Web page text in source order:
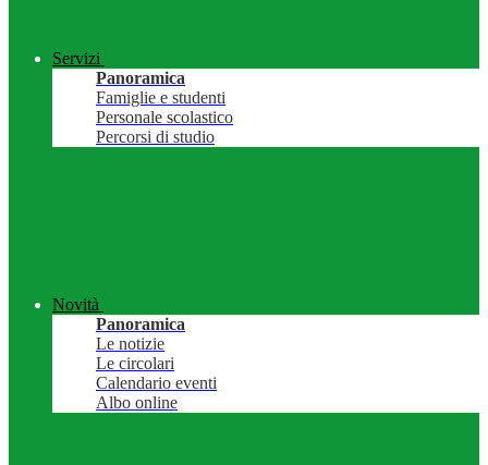
Servizi
Panoramica
Famiglie e studenti
Personale scolastico
Percorsi di studio
Novità
Panoramica
Le notizie
Le circolari
Calendario eventi
Albo online